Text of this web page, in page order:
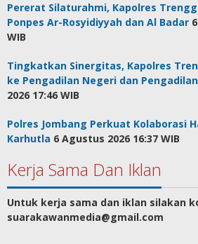
Pererat Silaturahmi, Kapolres
Ponpes Ar-Rosyidiyyah dan Al Badar
WIB
Tingkatkan Sinergitas, Kapolres
ke Pengadilan Negeri dan
2026 17:46 WIB
Polres Jombang Perkuat Kolaborasi
Karhutla 6 Agustus 2026 16:37 WIB
Kerja Sama Dan Iklan
Untuk kerja sama dan iklan silakan
suarakawanmedia@gmail.com